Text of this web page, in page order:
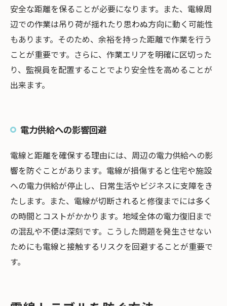
安全な距離を保ることが必要になります。また、電線周
辺での作業は吊り荷が揺れたり思わぬ方向に動く可能性
もあります。そのため、余裕を持った距離で作業を行う
ことが重要です。さらに、作業エリアを明確に区切った
り、監視員を配置することでより安全性を高めることが
出来ます。
電力供給への影響回避
電線と距離を確保する理由には、周辺の電力供給への影
響を防ぐことがあります。電線が損傷すると住宅や施設
への電力供給が停止し、日常生活やビジネスに支障をき
たします。また、電線が切断されると修復までには多く
の時間とコストがかかります。地域全体の電力復旧まで
の混乱や不便は深刻です。こうした問題を発生させない
ためにも電線と接触するリスクを回避することが重要で
す。